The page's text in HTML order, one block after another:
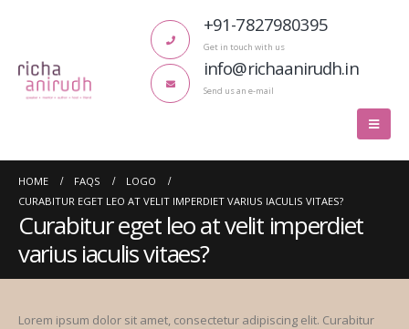
+91-7827980395
Get in touch with us
info@richaanirudh.in
Send us an e-mail
HOME FAQS
LOGO
CURABITUR EGET LEO AT VELIT IMPERDIET VARIUS IACULIS VITAES?
Curabitur eget leo at velit imperdiet
varius iaculis vitaes?
Lorem ipsum dolor sit amet, consectetur adipiscing elit. Curabitur